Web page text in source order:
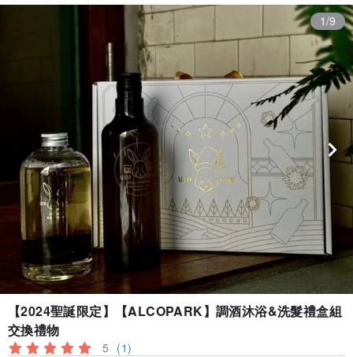
1/9
【2024聖誕限定】【ALCOPARK】調酒沐浴&洗髮禮盒組
交換禮物
5 (1)